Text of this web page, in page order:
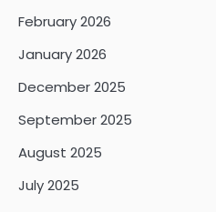
February 2026
January 2026
December 2025
September 2025
August 2025
July 2025